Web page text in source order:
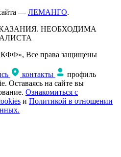
— ЛЕМАНГО.
НЕОБХОДИМА
Все права защищены
контакты
профиль
Оставаясь на сайте вы
Ознакомиться с
и Политикой в отношении